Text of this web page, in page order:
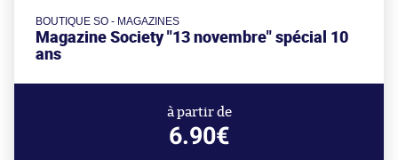
BOUTIQUE SO - MAGAZINES
Magazine Society "13 novembre" spécial 10
ans
à partir de
6.90€